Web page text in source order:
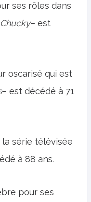
ses rôles dans
– est
oscarisé qui est
– est décédé à 71
série télévisée
à 88 ans.
pour ses